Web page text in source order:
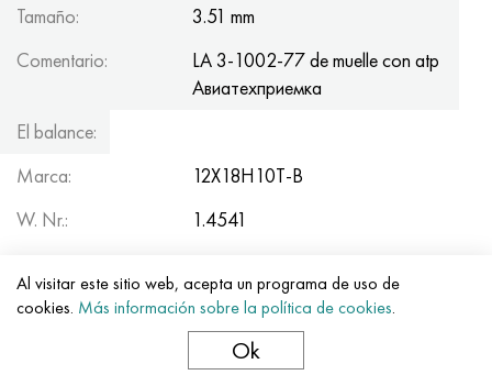
Tamaño:
3.51 mm
Comentario:
LA 3-1002-77 de muelle con atp
Авиатеxприемка
El balance:
Marca:
12Х18Н10Т-В
W. Nr.:
1.4541
Tipo de acero:
Stainless steel
проволока
Al visitar este sitio web, acepta un programa de uso de
cookies. Más información sobre la política de cookies.
Ok